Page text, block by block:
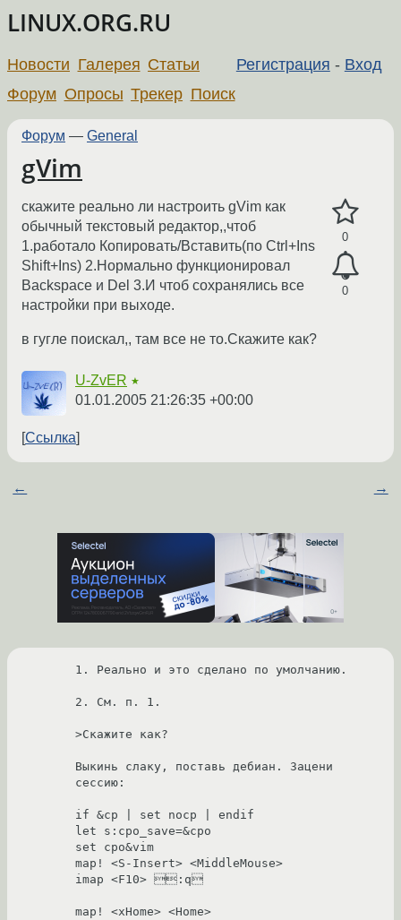
LINUX.ORG.RU
Регистрация - Вход
Новости Галерея Статьи
Форум Опросы Трекер Поиск
Форум — General
gVim
0
0
скажите реально ли настроить gVim как
обычный текстовый редактор,,чтоб
1.работало Копировать/Вставить(по Ctrl+Ins
Shift+Ins) 2.Нормально функционировал
Backspace и Del 3.И чтоб сохранялись все
настройки при выходе.
в гугле поискал,, там все не то.Скажите как?
U-ZvER ★
01.01.2005 21:26:35 +00:00
Ссылка
← →
1. Реально и это сделано по умолчанию.
2. См. п. 1.
>Скажите как?
Выкинь слаку, поставь дебиан. Зацени
сессию:
if &cp | set nocp | endif
let s:cpo_save=&cpo
set cpo&vim
map! <S-Insert> <MiddleMouse>
imap <F10> :q
map! <xHome> <Home>